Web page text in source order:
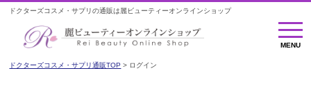
ドクターズコスメ・サプリの通販は麗ビューティーオンラインショップ
MENU
MENU
ドクターズコスメ・サプリ通販TOP ログイン